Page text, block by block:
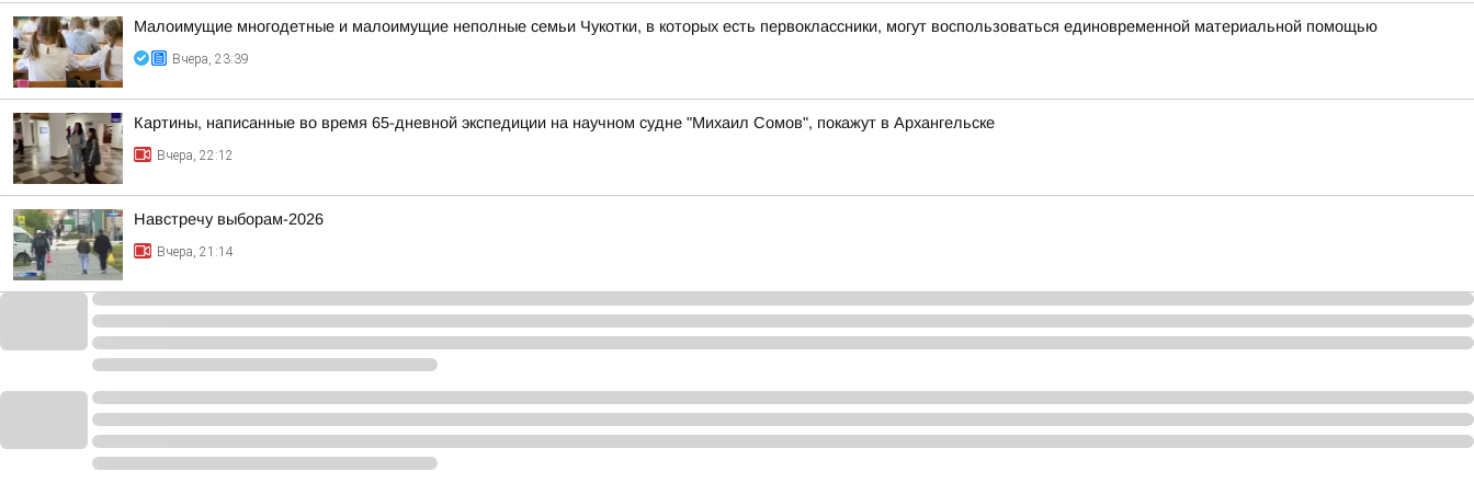
Малоимущие многодетные и малоимущие неполные семьи Чукотки, в которых есть первоклассники, могут воспользоваться единовременной материальной помощью
Вчера, 23:39
Картины, написанные во время 65-дневной экспедиции на научном судне "Михаил Сомов", покажут в Архангельске
Вчера, 22:12
Навстречу выборам-2026
Вчера, 21:14